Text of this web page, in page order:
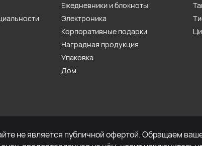
Ежедневники и блокноты
Электроника
Корпоративные подарки
Наградная продукция
Упаковка
Дом
не является публичной офертой. Обращаем